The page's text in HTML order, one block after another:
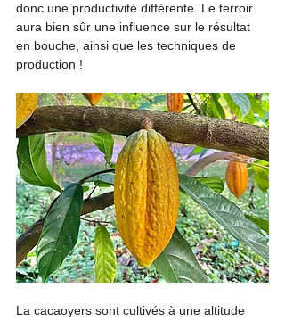
donc une productivité différente. Le terroir
aura bien sûr une influence sur le résultat
en bouche, ainsi que les techniques de
production !
La cacaoyers sont cultivés à une altitude